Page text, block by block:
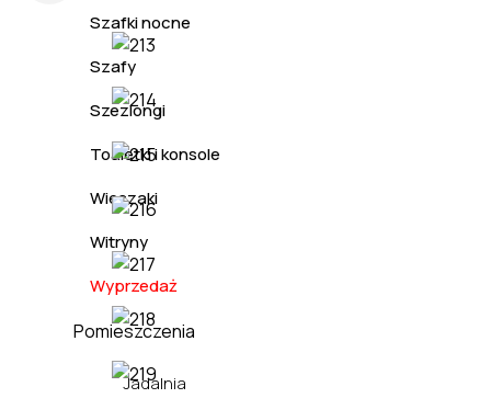
Szafki nocne
Szafy
Szezlongi
Toaletki i konsole
Wieszaki
Witryny
Wyprzedaż
Pomieszczenia
Jadalnia